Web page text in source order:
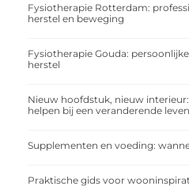
Fysiotherapie Rotterdam:
herstel en beweging
Fysiotherapie Gouda:
herstel
Nieuw hoofdstuk, nieuw
helpen bij een veranderende
Supplementen en voeding:
Praktische gids voor